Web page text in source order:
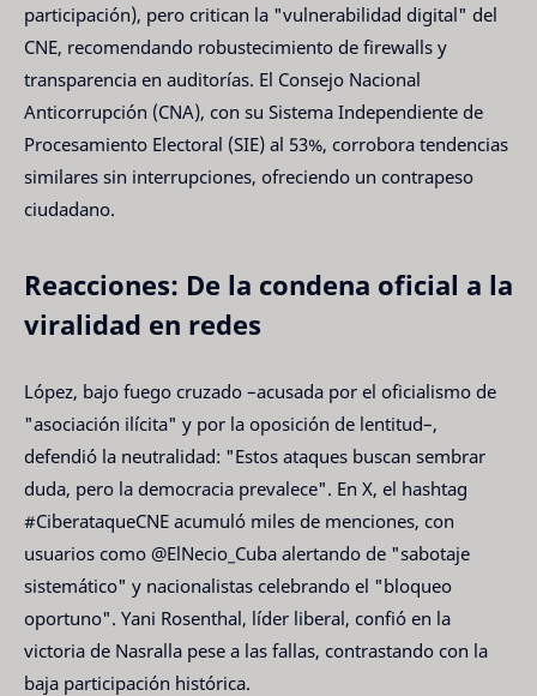
participación), pero critican la "vulnerabilidad digital" del
CNE, recomendando robustecimiento de firewalls y
transparencia en auditorías. El Consejo Nacional
Anticorrupción (CNA), con su Sistema Independiente de
Procesamiento Electoral (SIE) al 53%, corrobora tendencias
similares sin interrupciones, ofreciendo un contrapeso
ciudadano.
Reacciones: De la condena oficial a la
viralidad en redes
López, bajo fuego cruzado –acusada por el oficialismo de
"asociación ilícita" y por la oposición de lentitud–,
defendió la neutralidad: "Estos ataques buscan sembrar
duda, pero la democracia prevalece". En X, el hashtag
#CiberataqueCNE acumuló miles de menciones, con
usuarios como @ElNecio_Cuba alertando de "sabotaje
sistemático" y nacionalistas celebrando el "bloqueo
oportuno". Yani Rosenthal, líder liberal, confió en la
victoria de Nasralla pese a las fallas, contrastando con la
baja participación histórica.